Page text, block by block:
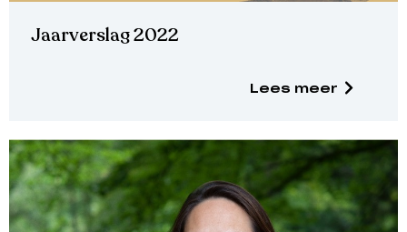
Jaarverslag 2022
Lees meer